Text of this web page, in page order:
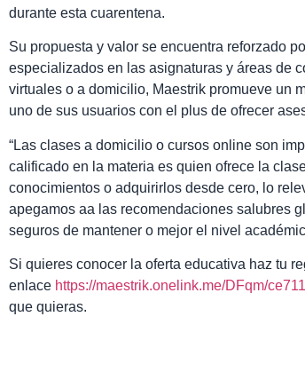
durante esta cuarentena.
Su propuesta y valor se encuentra reforzado
especializados en las asignaturas y áreas de
virtuales o a domicilio, Maestrik promueve un
uno de sus usuarios con el plus de ofrecer
“Las clases a domicilio o cursos online son
calificado en la materia es quien ofrece la
conocimientos o adquirirlos desde cero, lo
apegamos aa las recomendaciones salubres
seguros de mantener o mejor el nivel
Si quieres conocer la oferta educativa haz tu
enlace https://maestrik.onelink.me/DFqm/
que quieras.